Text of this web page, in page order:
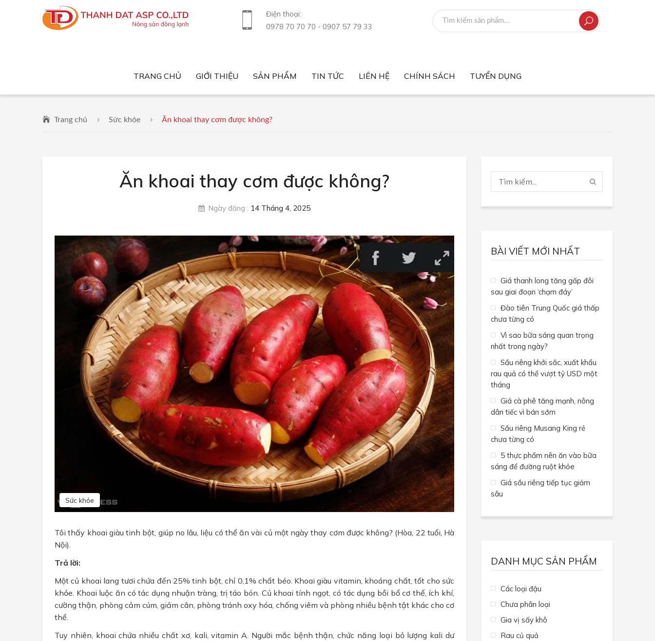
Điện thoại:
0978 70 70 70 - 0907 57 79 33
TRANG CHỦ GIỚI THIỆU SẢN PHẨM TIN TỨC LIÊN HỆ CHÍNH SÁCH TUYỂN DỤNG
Trang chủ Sức khỏe Ăn khoai thay cơm được không?
Ăn khoai thay cơm được không?
Ngày đăng : 14 Tháng 4, 2025
Sức khỏe
Tôi thấy khoai giàu tinh bột, giúp no lâu, liệu có thể ăn vài củ một ngày thay cơm được không? (Hòa, 22 tuổi, Hà
Nội).
Trả lời:
Một củ khoai lang tươi chứa đến 25% tinh bột, chỉ 0,1% chất béo. Khoai giàu vitamin, khoáng chất, tốt cho sức
khỏe. Khoai luộc ăn có tác dụng nhuận tràng, trị táo bón. Củ khoai tính ngọt, có tác dụng bồi bổ cơ thể, ích khí,
cường thận, phòng cảm cúm, giảm cân, phòng tránh oxy hóa, chống viêm và phòng nhiều bệnh tật khác cho cơ
thể.
Tuy nhiên, khoai chứa nhiều chất xơ, kali, vitamin A. Người mắc bệnh thận, chức năng loại bỏ lượng kali dư
BÀI VIẾT MỚI NHẤT
Giá thanh long tăng gấp đôi
sau giai đoạn ‘chạm đáy’
Đào tiên Trung Quốc giá thấp
chưa từng có
Vì sao bữa sáng quan trọng
nhất trong ngày?
Sầu riêng khởi sắc, xuất khẩu
rau quả có thể vượt tỷ USD một
tháng
Giá cà phê tăng mạnh, nông
dân tiếc vì bán sớm
Sầu riêng Musang King rẻ
chưa từng có
5 thực phẩm nên ăn vào bữa
sáng để đường ruột khỏe
Giá sầu riêng tiếp tục giảm
sâu
DANH MỤC SẢN PHẨM
Các loại đậu
Chưa phân loại
Gia vị sấy khô
Rau củ quả